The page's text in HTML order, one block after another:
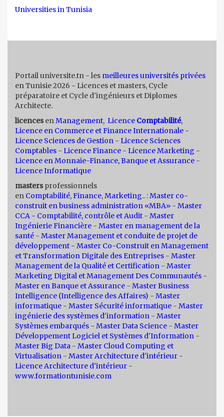
Universities in Tunisia
Portail universite.tn - les meilleures universités privées
en Tunisie 2026 - Licences et masters, Cycle
préparatoire et Cycle d'ingénieurs et Diplomes
Architecte.
licences enManagement, Licence Comptabilité,
Licence en Commerce et Finance Internationale -
Licence Sciences de Gestion - Licence Sciences
Comptables - Licence Finance - Licence Marketing -
Licence en Monnaie-Finance, Banque et Assurance -
Licence Informatique
masters professionnels
en Comptabilité,Finance,Marketing.. :Master co-
construit en business administration «MBA» - Master
CCA - Comptabilité, contrôle et Audit - Master
Ingénierie Financière - Master en management de la
santé - Master Management et conduite de projet de
développement - Master Co-Construit en Management
et Transformation Digitale des Entreprises - Master
Management de la Qualité et Certification - Master
Marketing Digital et Management Des Communautés -
Master en Banque et Assurance - Master Business
Intelligence (Intelligence des Affaires) - Master
informatique - Master Sécurité informatique - Master
ingénierie des systèmes d'information - Master
Systèmes embarqués - Master Data Science - Master
Développement Logiciel et Systèmes d'Information -
Master Big Data - Master Cloud Computing et
Virtualisation - Master Architecture d'intérieur -
Licence Architecture d'intérieur -
www.formationtunisie.com